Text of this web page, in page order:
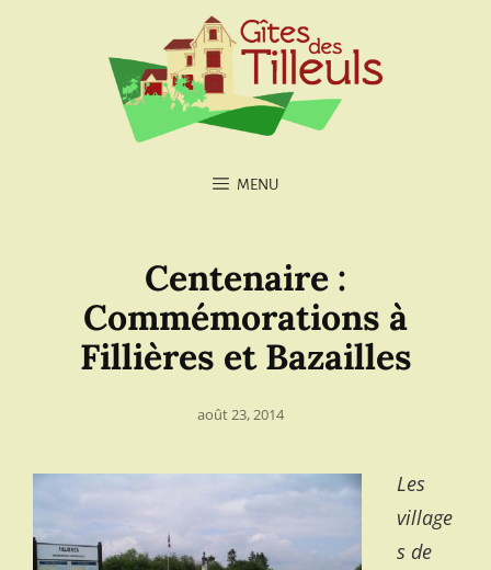
MENU
Centenaire :
Commémorations à
Fillières et Bazailles
Posted
août 23, 2014
Les
village
s de